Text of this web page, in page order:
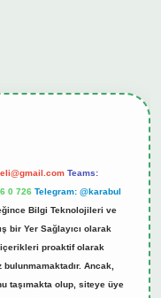
Teams:
0 726 Telegram: @karabul
Bilgi Teknolojileri ve
bir Yer Sağlayıcı olarak
proaktif olarak
Ancak,
taşımakta olup, siteye üye